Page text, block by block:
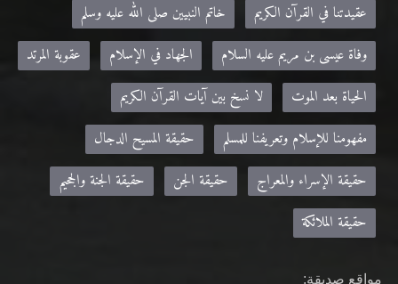
عقيدتنا في القرآن الكريم
خاتم النبيين صلى الله عليه وسلم
وفاة عيسى بن مريم عليه السلام
الجهاد في الإسلام
عقوبة المرتد
الحياة بعد الموت
لا نسخ بين آيات القرآن الكريم
مفهومنا للإسلام وتعريفنا للمسلم
حقيقة المسيح الدجال
حقيقة الإسراء والمعراج
حقيقة الجن
حقيقة الجنة والجحيم
حقيقة الملائكة
مواقع صديقة: